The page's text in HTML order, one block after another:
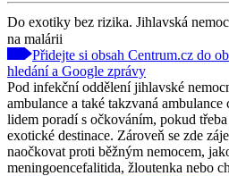
Do exotiky bez rizika. Jihlavská
na malárii
Přidejte si obsah Centrum.cz do
hledání a Google zprávy
Pod infekční oddělení jihlavské
ambulance a také takzvaná
lidem poradí s očkováním, pokud
exotické destinace. Zároveň se zde
naočkovat proti běžným nemocem,
meningoencefalitida, žloutenka nebo